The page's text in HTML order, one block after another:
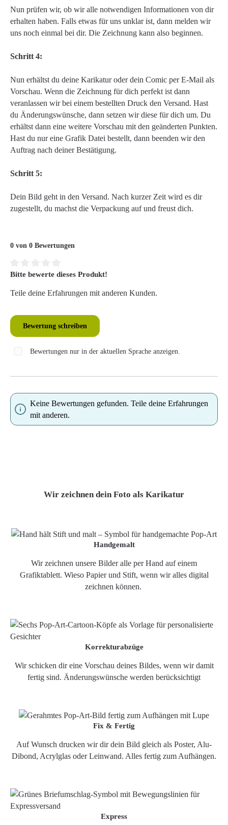
Nun prüfen wir, ob wir alle notwendigen Informationen von dir
erhalten haben. Falls etwas für uns unklar ist, dann melden wir
uns noch einmal bei dir. Die Zeichnung kann also beginnen.
Schritt 4:
Nun erhältst du deine Karikatur oder dein Comic per E-Mail als
Vorschau. Wenn die Zeichnung für dich perfekt ist dann
veranlassen wir bei einem bestellten Druck den Versand. Hast
du Änderungswünsche, dann setzen wir diese für dich um. Du
erhältst dann eine weitere Vorschau mit den geänderten Punkten.
Hast du nur eine Grafik Datei bestellt, dann beenden wir den
Auftrag nach deiner Bestätigung.
Schritt 5:
Dein Bild geht in den Versand. Nach kurzer Zeit wird es dir
zugestellt, du machst die Verpackung auf und freust dich.
0 von 0 Bewertungen
Durchschnittliche Bewertung von 0 von 5 Sternen
Bitte bewerte dieses Produkt!
Teile deine Erfahrungen mit anderen Kunden.
Bewertung schreiben
Bewertungen nur in der aktuellen Sprache anzeigen.
Keine Bewertungen gefunden. Teile deine Erfahrungen
mit anderen.
Wir zeichnen dein Foto als Karikatur
Handgemalt
Wir zeichnen unsere Bilder alle per Hand auf einem
Grafiktablett. Wieso Papier und Stift, wenn wir alles digital
zeichnen können.
Korrekturabzüge
Wir schicken dir eine Vorschau deines Bildes, wenn wir damit
fertig sind. Änderungswünsche werden berücksichtigt
Fix & Fertig
Auf Wunsch drucken wir dir dein Bild gleich als Poster, Alu-
Dibond, Acrylglas oder Leinwand. Alles fertig zum Aufhängen.
Express